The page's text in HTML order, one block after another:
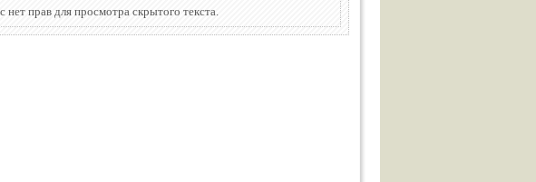
прав для просмотра скрытого текста.